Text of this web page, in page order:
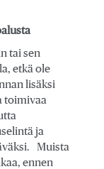
tai sen
etkä ole
lisäksi
toimivaa
ja
Muista
ennen